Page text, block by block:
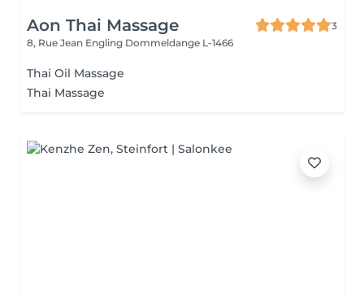
Aon Thai Massage
3
8, Rue Jean Engling Dommeldange L-1466
Thai Oil Massage
Thai Massage